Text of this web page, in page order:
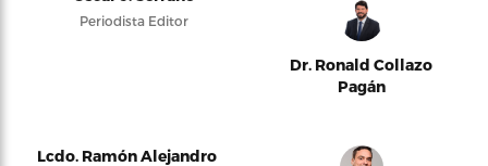
Periodista Editor
Dr. Ronald Collazo
Pagán
Lcdo. Ramón Alejandro